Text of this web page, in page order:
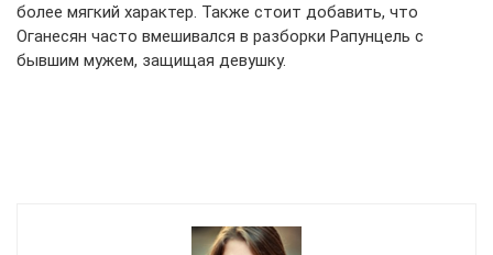
более мягкий характер. Также стоит добавить, что
Оганесян часто вмешивался в разборки Рапунцель с
бывшим мужем, защищая девушку.